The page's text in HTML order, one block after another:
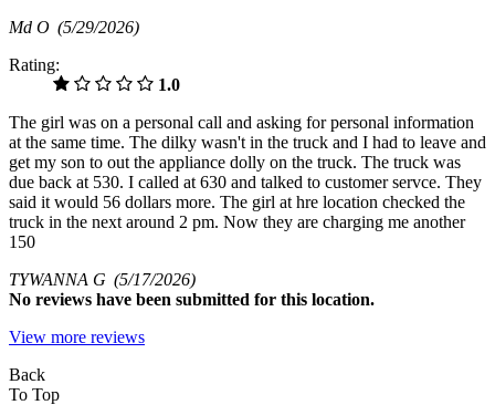
Md O (5/29/2026)
Rating:
1.0
The girl was on a personal call and asking for personal information
at the same time. The dilky wasn't in the truck and I had to leave and
get my son to out the appliance dolly on the truck. The truck was
due back at 530. I called at 630 and talked to customer servce. They
said it would 56 dollars more. The girl at hre location checked the
truck in the next around 2 pm. Now they are charging me another
150
TYWANNA G (5/17/2026)
No reviews have been submitted for this location.
View more reviews
Back
To Top